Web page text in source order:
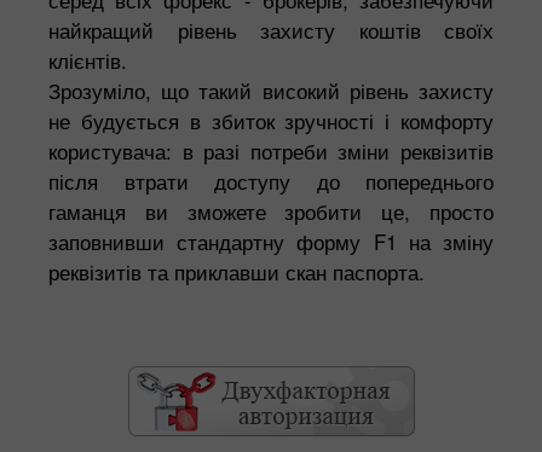
найкращий рівень захисту коштів своїх
клієнтів.
Зрозуміло, що такий високий рівень захисту
не будується в збиток зручності і комфорту
користувача: в разі потреби зміни реквізитів
після втрати доступу до попереднього
гаманця ви зможете зробити це, просто
заповнивши стандартну форму F1 на зміну
реквізитів та приклавши скан паспорта.